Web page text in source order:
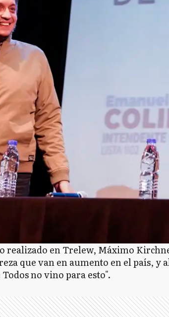
realizado en Trelew, Máximo
que van en aumento en el país, y
no vino para esto".